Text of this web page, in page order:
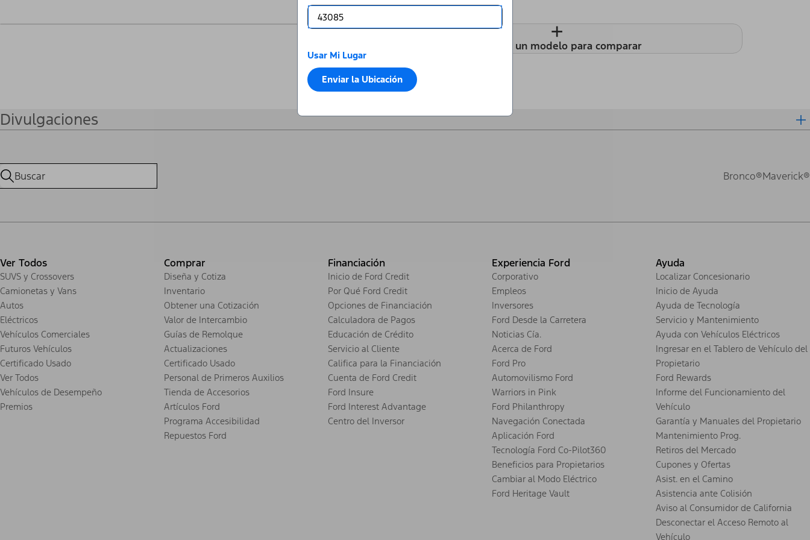
Usar Mi Lugar
Enviar la Ubicación
+
Agregar un modelo para comparar
Divulgaciones
Bronco®Maverick®
Ver Todos
SUVS y Crossovers
Camionetas y Vans
Autos
Eléctricos
Vehículos Comerciales
Futuros Vehículos
Certificado Usado
Ver Todos
Vehículos de Desempeño
Premios
Comprar
Diseña y Cotiza
Inventario
Obtener una Cotización
Valor de Intercambio
Guías de Remolque
Actualizaciones
Certificado Usado
Personal de Primeros Auxilios
Tienda de Accesorios
Artículos Ford
Programa Accesibilidad
Repuestos Ford
Financiación
Inicio de Ford Credit
Por Qué Ford Credit
Opciones de Financiación
Calculadora de Pagos
Educación de Crédito
Servicio al Cliente
Califica para la Financiación
Cuenta de Ford Credit
Ford Insure
Ford Interest Advantage
Centro del Inversor
Experiencia Ford
Corporativo
Empleos
Inversores
Ford Desde la Carretera
Noticias Cía.
Acerca de Ford
Ford Pro
Automovilismo Ford
Warriors in Pink
Ford Philanthropy
Navegación Conectada
Aplicación Ford
Tecnología Ford Co-Pilot360
Beneficios para Propietarios
Cambiar al Modo Eléctrico
Ford Heritage Vault
Ayuda
Localizar Concesionario
Inicio de Ayuda
Ayuda de Tecnología
Servicio y Mantenimiento
Ayuda con Vehículos Eléctricos
Ingresar en el Tablero de Vehículo del
Propietario
Ford Rewards
Informe del Funcionamiento del
Vehículo
Garantía y Manuales del Propietario
Mantenimiento Prog.
Retiros del Mercado
Cupones y Ofertas
Asist. en el Camino
Asistencia ante Colisión
Aviso al Consumidor de California
Desconectar el Acceso Remoto al
Vehículo